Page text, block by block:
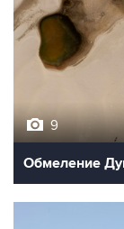
9
Обмеление